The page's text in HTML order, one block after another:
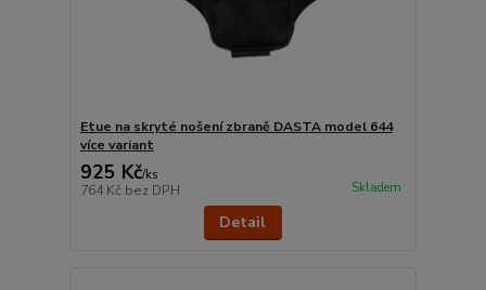
Etue na skryté nošení zbraně DASTA model 644
více variant
925 Kč/ks
764 Kč bez DPH Skladem
Detail